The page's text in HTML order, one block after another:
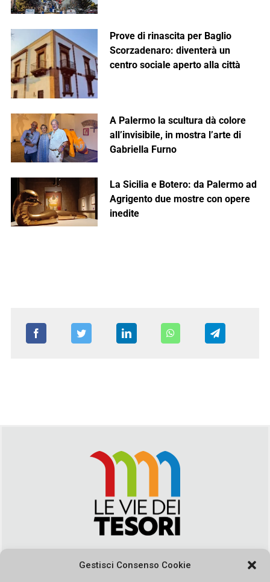
Gestisci Consenso Cookie
Prove di rinascita per Baglio
Scorzadenaro: diventerà un
centro sociale aperto alla città
A Palermo la scultura dà colore
all’invisibile, in mostra l’arte di
Gabriella Furno
La Sicilia e Botero: da Palermo ad
Agrigento due mostre con opere
inedite
segreteria@leviedeitesori.it